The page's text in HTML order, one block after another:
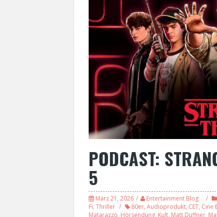
PODCAST:
5
März 21, 2026 Entertainment Blog
Fi, Thriller 80er, Audioprodukt, CET, Cine
Matarazzo, Hörsendung, Kult, Matt Duffner,